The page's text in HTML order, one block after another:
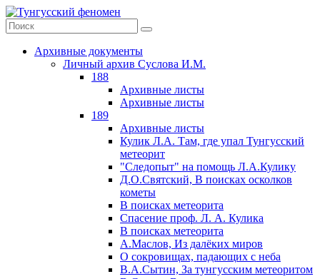
Архивные документы
Личный архив Суслова И.М.
188
Архивные листы
Архивные листы
189
Архивные листы
Кулик Л.А. Там, где упал Тунгусский
метеорит
"Следопыт" на помощь Л.А.Кулику
Д.О.Святский, В поисках осколков
кометы
В поисках метеорита
Спасение проф. Л. А. Кулика
В поисках метеорита
А.Маслов, Из далёких миров
О сокровищах, падающих с неба
В.А.Сытин, За тунгусским метеоритом